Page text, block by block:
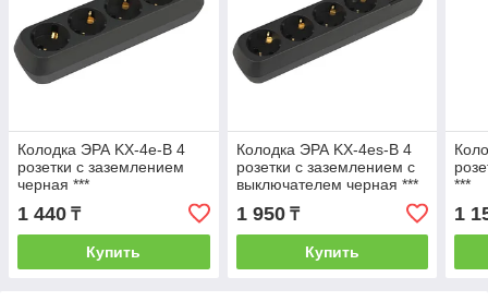
Колодка ЭРА KX-4e-B 4
розетки с заземлением
черная ***
1 440 ₸
Купить
Колодка ЭРА KX-4es-B 4
розетки с зазeмлением с
выключателем черная ***
1 950₸
Купить
***
1